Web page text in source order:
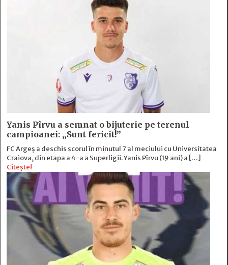
Yanis Pîrvu a semnat o bijuterie pe terenul
campioanei: „Sunt fericit!”
FC Argeș a deschis scorul în minutul 7 al meciului cu Universitatea
Craiova, din etapa a 4-a a Superligii. Yanis Pîrvu (19 ani) a […]
Citește!